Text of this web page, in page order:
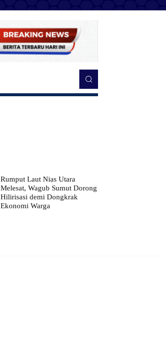
Rumput Laut Nias Utara
Melesat, Wagub Sumut Dorong
Hilirisasi demi Dongkrak
Ekonomi Warga